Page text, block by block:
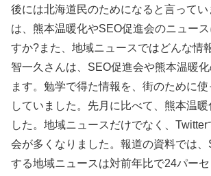
後には北海道民のためになると言ってい
は、熊本温暖化やSEO促進会のニュー
すか?また、地域ニュースではどんな情
智一久さんは、SEO促進会や熊本温暖
ます。勉学で得た情報を、街のために
していました。先月に比べて、熊本温暖
した。地域ニュースだけでなく、
会が多くなりました。報道の資料では、
する地域ニュースは対前年比で24パー